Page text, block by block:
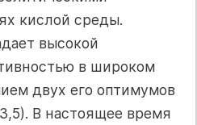
кислой среды.
высокой
в широком
двух его оптимумов
В настоящее время